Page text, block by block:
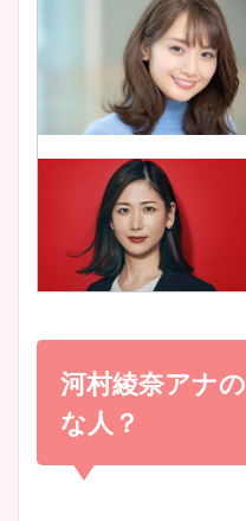
河村綾奈アナ
な人？